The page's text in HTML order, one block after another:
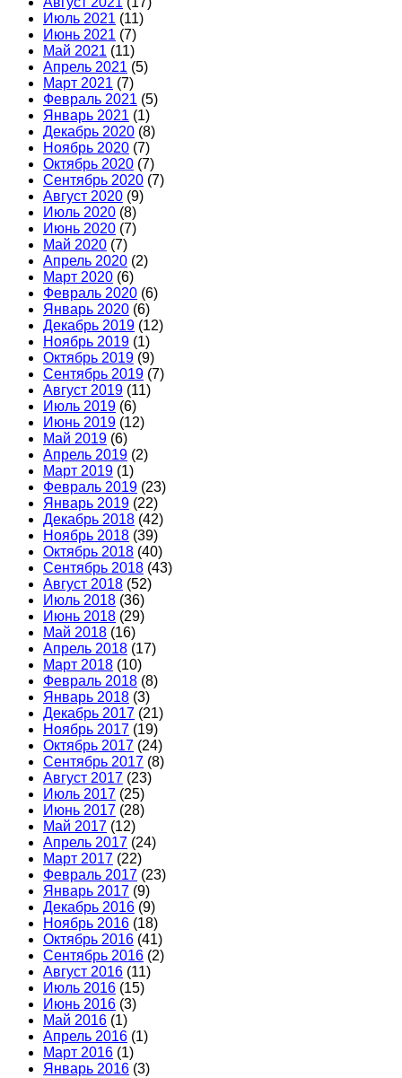
Июль 2021 (11)
Июнь 2021 (7)
Май 2021 (11)
Апрель 2021 (5)
Март 2021 (7)
Февраль 2021 (5)
Январь 2021 (1)
Декабрь 2020 (8)
Ноябрь 2020 (7)
Октябрь 2020 (7)
Сентябрь 2020 (7)
Август 2020 (9)
Июль 2020 (8)
Июнь 2020 (7)
Май 2020 (7)
Апрель 2020 (2)
Март 2020 (6)
Февраль 2020 (6)
Январь 2020 (6)
Декабрь 2019 (12)
Ноябрь 2019 (1)
Октябрь 2019 (9)
Сентябрь 2019 (7)
Август 2019 (11)
Июль 2019 (6)
Июнь 2019 (12)
Май 2019 (6)
Апрель 2019 (2)
Март 2019 (1)
Февраль 2019 (23)
Январь 2019 (22)
Декабрь 2018 (42)
Ноябрь 2018 (39)
Октябрь 2018 (40)
Сентябрь 2018 (43)
Август 2018 (52)
Июль 2018 (36)
Июнь 2018 (29)
Май 2018 (16)
Апрель 2018 (17)
Март 2018 (10)
Февраль 2018 (8)
Январь 2018 (3)
Декабрь 2017 (21)
Ноябрь 2017 (19)
Октябрь 2017 (24)
Сентябрь 2017 (8)
Август 2017 (23)
Июль 2017 (25)
Июнь 2017 (28)
Май 2017 (12)
Апрель 2017 (24)
Март 2017 (22)
Февраль 2017 (23)
Январь 2017 (9)
Декабрь 2016 (9)
Ноябрь 2016 (18)
Октябрь 2016 (41)
Сентябрь 2016 (2)
Август 2016 (11)
Июль 2016 (15)
Июнь 2016 (3)
Май 2016 (1)
Апрель 2016 (1)
Март 2016 (1)
Январь 2016 (3)